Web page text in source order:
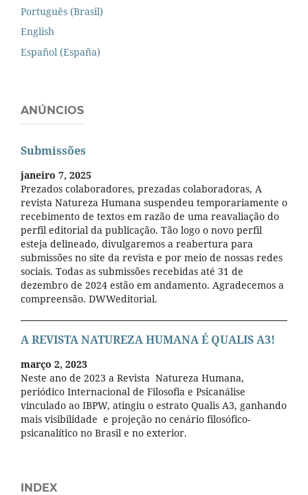
Português (Brasil)
English
Español (España)
ANÚNCIOS
Submissões
janeiro 7, 2025
Prezados colaboradores, prezadas colaboradoras, A
revista Natureza Humana suspendeu temporariamente o
recebimento de textos em razão de uma reavaliação do
perfil editorial da publicação. Tão logo o novo perfil
esteja delineado, divulgaremos a reabertura para
submissões no site da revista e por meio de nossas redes
sociais. Todas as submissões recebidas até 31 de
dezembro de 2024 estão em andamento. Agradecemos a
compreensão. DWWeditorial.
A REVISTA NATUREZA HUMANA É QUALIS A3!
março 2, 2023
Neste ano de 2023 a Revista Natureza Humana,
periódico Internacional de Filosofia e Psicanálise
vinculado ao IBPW, atingiu o estrato Qualis A3, ganhando
mais visibilidade e projeção no cenário filosófico-
psicanalítico no Brasil e no exterior.
INDEX